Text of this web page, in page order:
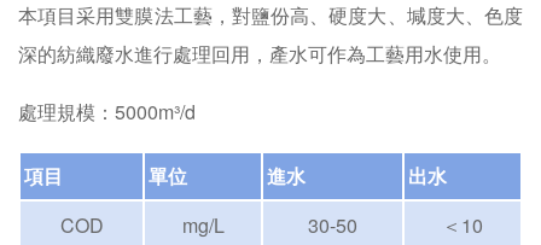
本項目采用雙膜法工藝，對鹽份高、硬度大、堿度大、色度
深的紡織廢水進行處理回用，產水可作為工藝用水使用。
處理規模：5000m³/d
項目 單位 進水
出水
COD
mg/L 30-50
＜10